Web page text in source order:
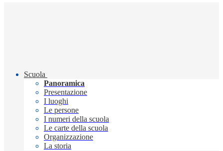
Scuola
Panoramica
Presentazione
I luoghi
Le persone
I numeri della scuola
Le carte della scuola
Organizzazione
La storia